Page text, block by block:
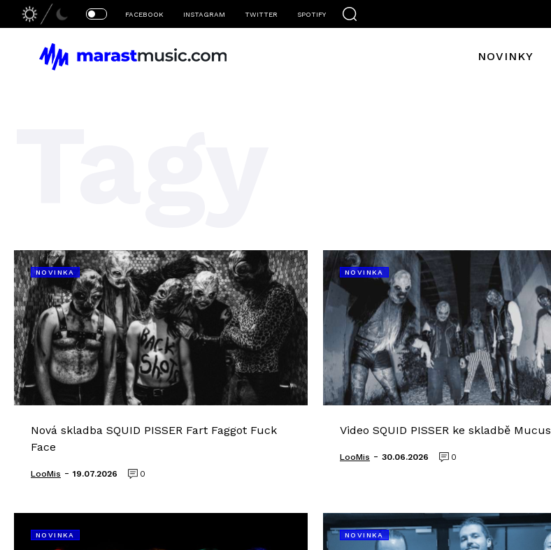
FACEBOOK INSTAGRAM TWITTER SPOTIFY
NOVINKY
NOVINKA
Nová skladba SQUID PISSER Fart Faggot Fuck
Face
LooMis - 19.07.2026 0
NOVINKA
Video SQUID PISSER ke skladbě Mucus
LooMis - 30.06.2026 0
NOVINKA NOVINKA